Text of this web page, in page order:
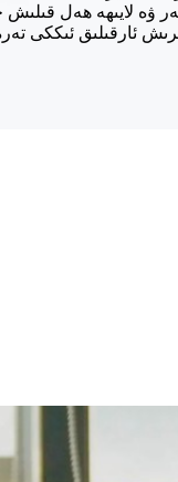
ۋە لايىھە ھەل قىلىش
ئارقىلىق ئىككى